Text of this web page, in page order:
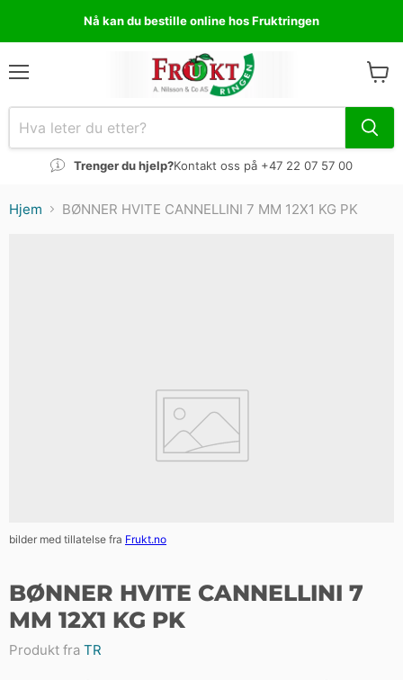
Nå kan du bestille online hos Fruktringen
Trenger du hjelp?Kontakt oss på +47 22 07 57 00
Hjem BØNNER HVITE CANNELLINI 7 MM 12X1 KG PK
bilder med tillatelse fra Frukt.no
BØNNER HVITE CANNELLINI 7
MM 12X1 KG PK
Produkt fra TR